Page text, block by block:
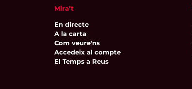
Mira’t
En directe
A la carta
Com veure'ns
Accedeix al compte
El Temps a Reus